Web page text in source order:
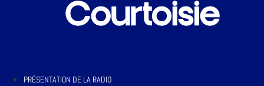
PRÉSENTATION DE LA RADIO